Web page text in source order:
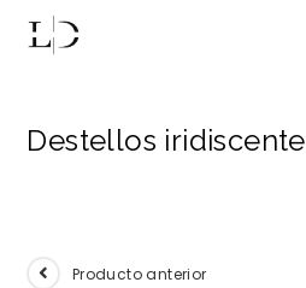
Destellos iridiscente
Producto anterior